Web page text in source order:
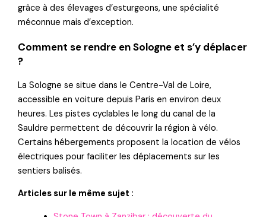
grâce à des élevages d’esturgeons, une spécialité
méconnue mais d’exception.
Comment se rendre en Sologne et s’y déplacer
?
La Sologne se situe dans le Centre-Val de Loire,
accessible en voiture depuis Paris en environ deux
heures. Les pistes cyclables le long du canal de la
Sauldre permettent de découvrir la région à vélo.
Certains hébergements proposent la location de vélos
électriques pour faciliter les déplacements sur les
sentiers balisés.
Articles sur le même sujet :